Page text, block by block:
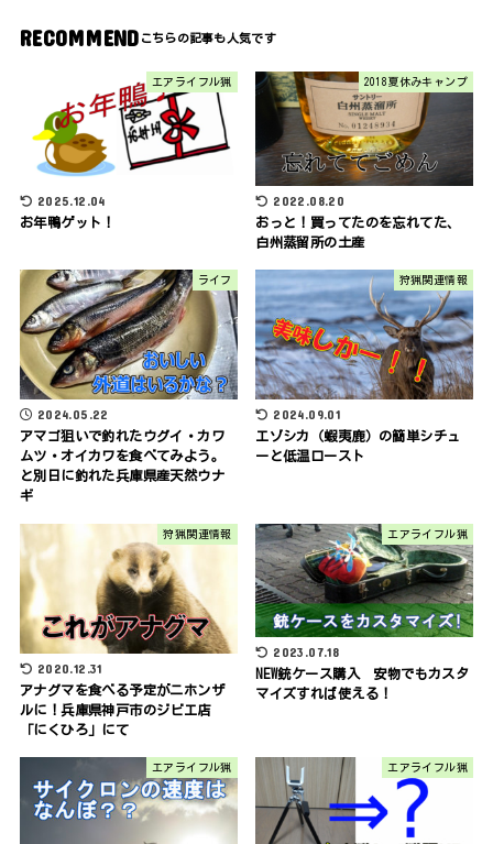
RECOMMEND
エアライフル猟
2025.12.04
お年鴨ゲット！
2018夏休みキャンプ
2022.08.20
おっと！買ってたのを忘れてた、
白州蒸留所の土産
ライフ
2024.05.22
アマゴ狙いで釣れたウグイ・カワ
ムツ・オイカワを食べてみよう。
と別日に釣れた兵庫県産天然ウナ
ギ
狩猟関連情報
2024.09.01
エゾシカ（蝦夷鹿）の簡単シチュ
ーと低温ロースト
狩猟関連情報
2020.12.31
アナグマを食べる予定がニホンザ
ルに！兵庫県神戸市のジビエ店
「にくひろ」にて
エアライフル猟
2023.07.18
NEW銃ケース購入 安物でもカスタ
マイズすれば使える！
エアライフル猟 エアライフル猟